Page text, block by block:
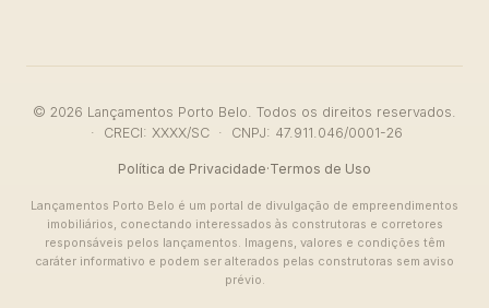
© 2026 Lançamentos Porto Belo. Todos os direitos reservados.
· CRECI: XXXX/SC · CNPJ: 47.911.046/0001-26
Política de Privacidade·Termos de Uso
Lançamentos Porto Belo é um portal de divulgação de empreendimentos
imobiliários, conectando interessados às construtoras e corretores
responsáveis pelos lançamentos. Imagens, valores e condições têm
caráter informativo e podem ser alterados pelas construtoras sem aviso
prévio.